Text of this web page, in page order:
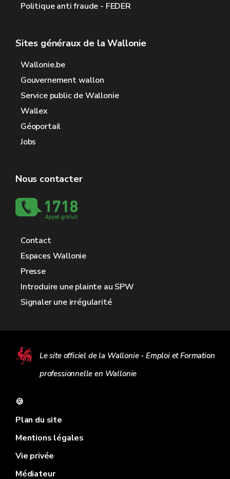
Politique anti fraude - FEDER
Sites généraux de la Wallonie
Wallonie.be
Gouvernement wallon
Service public de Wallonie
Wallex
Géoportail
Jobs
Nous contacter
Contact
Espaces Wallonie
Presse
Introduire une plainte au SPW
Signaler une irrégularité
Le site officiel de la Wallonie - Emploi et Formation
professionnelle en Wallonie
🍪
Plan du site
Mentions légales
Vie privée
Médiateur